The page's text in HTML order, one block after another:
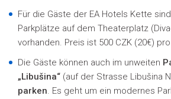
Für die Gäste der EA Hotels Kette
Parkplätze auf dem Theaterplatz
vorhanden. Preis ist 500 CZK (20€)
Die Gäste können auch im unweiten
„Libušina“ (auf der Strasse Libušina
parken. Es geht um ein modernes